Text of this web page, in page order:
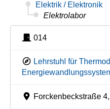
Elektrik / Elektronik
Elektrolabor
014
Lehrstuhl für
Forckenbeckstraße